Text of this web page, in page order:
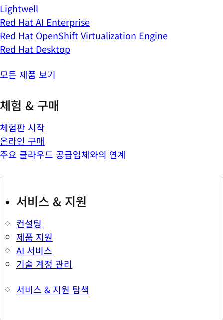
Lightwell
Red Hat AI Enterprise
Red Hat OpenShift Virtualization Engine
Red Hat Desktop
모든 제품 보기
체험 & 구매
체험판 시작
온라인 구매
주요 클라우드 공급업체와의 연계
서비스 & 지원
컨설팅
제품 지원
AI 서비스
기술 계정 관리
서비스 & 지원 탐색